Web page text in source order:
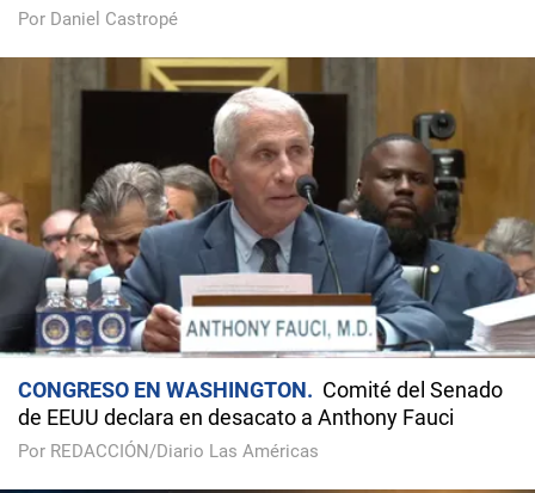
Por Daniel Castropé
CONGRESO EN WASHINGTON
Comité del Senado
de EEUU declara en desacato a Anthony Fauci
Por REDACCIÓN/Diario Las Américas